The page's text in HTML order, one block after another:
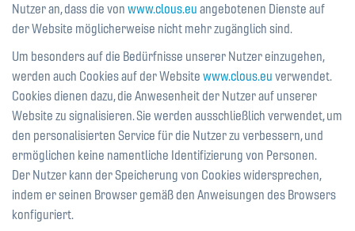
Nutzer an, dass die von www.clous.eu angebotenen Dienste auf
der Website möglicherweise nicht mehr zugänglich sind.
Um besonders auf die Bedürfnisse unserer Nutzer einzugehen,
werden auch Cookies auf der Website www.clous.eu verwendet.
Cookies dienen dazu, die Anwesenheit der Nutzer auf unserer
Website zu signalisieren. Sie werden ausschließlich verwendet, um
den personalisierten Service für die Nutzer zu verbessern, und
ermöglichen keine namentliche Identifizierung von Personen.
Der Nutzer kann der Speicherung von Cookies widersprechen,
indem er seinen Browser gemäß den Anweisungen des Browsers
konfiguriert.